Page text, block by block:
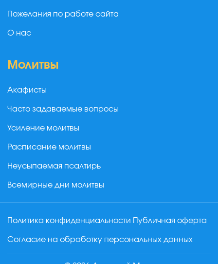
Пожелания по работе сайта
О нас
Молитвы
Акафисты
Часто задаваемые вопросы
Усиление молитвы
Расписание молитвы
Неусыпаемая псалтирь
Всемирные дни молитвы
Политика конфиденциальности Публичная оферта
Согласие на обработку персональных данных